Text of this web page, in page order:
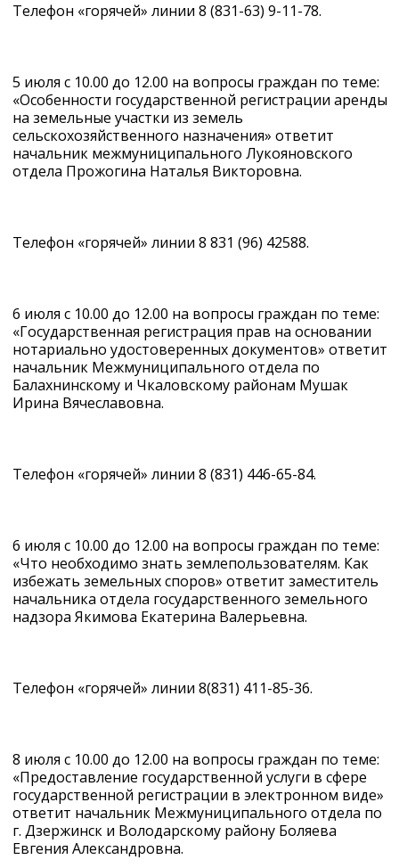
Телефон «горячей» линии 8 (831-63) 9-11-78.
5 июля с 10.00 до 12.00 на вопросы граждан по теме:
«Особенности государственной регистрации аренды
на земельные участки из земель
сельскохозяйственного назначения» ответит
начальник межмуниципального Лукояновского
отдела Прожогина Наталья Викторовна.
Телефон «горячей» линии 8 831 (96) 42588.
6 июля с 10.00 до 12.00 на вопросы граждан по теме:
«Государственная регистрация прав на основании
нотариально удостоверенных документов» ответит
начальник Межмуниципального отдела по
Балахнинскому и Чкаловскому районам Мушак
Ирина Вячеславовна.
Телефон «горячей» линии 8 (831) 446-65-84.
6 июля с 10.00 до 12.00 на вопросы граждан по теме:
«Что необходимо знать землепользователям. Как
избежать земельных споров» ответит заместитель
начальника отдела государственного земельного
надзора Якимова Екатерина Валерьевна.
Телефон «горячей» линии 8(831) 411-85-36.
8 июля с 10.00 до 12.00 на вопросы граждан по теме:
«Предоставление государственной услуги в сфере
государственной регистрации в электронном виде»
ответит начальник Межмуниципального отдела по
г. Дзержинск и Володарскому району Боляева
Евгения Александровна.